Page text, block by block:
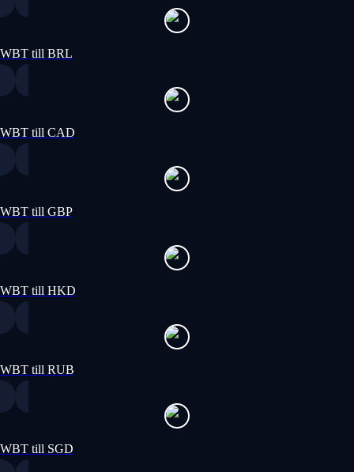
WBT till BRL
WBT till CAD
WBT till GBP
WBT till HKD
WBT till RUB
WBT till SGD